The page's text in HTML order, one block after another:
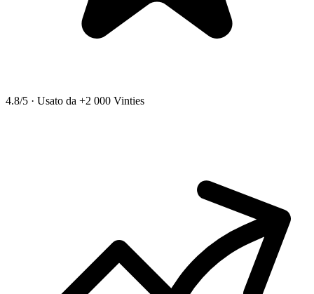
4.8/5 · Usato da +2 000 Vinties